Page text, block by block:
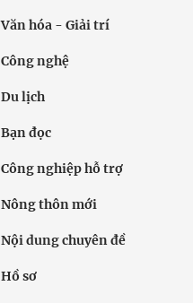
Văn hóa - Giải trí
Công nghệ
Du lịch
Bạn đọc
Công nghiệp hỗ trợ
Nông thôn mới
Nội dung chuyên đề
Hồ sơ